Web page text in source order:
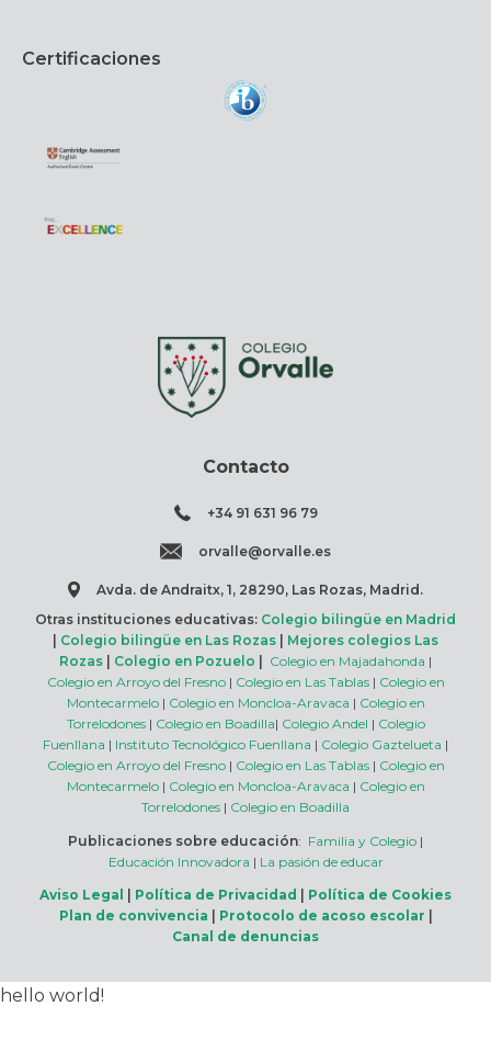
Certificaciones
Contacto
+34 91 631 96 79
orvalle@orvalle.es
Avda. de Andraitx, 1, 28290, Las Rozas, Madrid.
Otras instituciones educativas: Colegio bilingüe en Madrid
| Colegio bilingüe en Las Rozas | Mejores colegios Las
Rozas | Colegio en Pozuelo | Colegio en Majadahonda |
Colegio en Arroyo del Fresno| Colegio en Las Tablas| Colegio en
Montecarmelo| Colegio en Moncloa-Aravaca | Colegio en
Torrelodones| Colegio en Boadilla| Colegio Andel | Colegio
Fuenllana | Instituto Tecnológico Fuenllana | Colegio Gaztelueta |
Colegio en Arroyo del Fresno| Colegio en Las Tablas| Colegio en
Montecarmelo| Colegio en Moncloa-Aravaca | Colegio en
Torrelodones | Colegio en Boadilla
Publicaciones sobre educación: Familia y Colegio |
Educación Innovadora | La pasión de educar
Aviso Legal | Política de Privacidad | Política de Cookies
Plan de convivencia | Protocolo de acoso escolar |
Canal de denuncias
hello world!